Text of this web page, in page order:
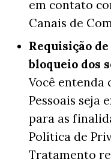
em contato
Canais de
Requisição
bloqueio dos
Você entenda
Pessoais seja
para as
Política de
Tratamento